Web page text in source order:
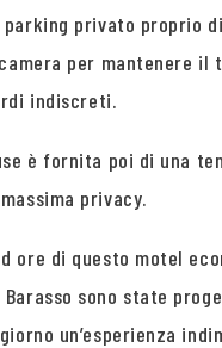
privato proprio
per mantenere il
indiscreti.
è fornita poi di una
privacy.
ore di questo motel
sono state
un’esperienza